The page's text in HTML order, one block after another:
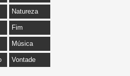
Natureza
Fim
Música
Vontade